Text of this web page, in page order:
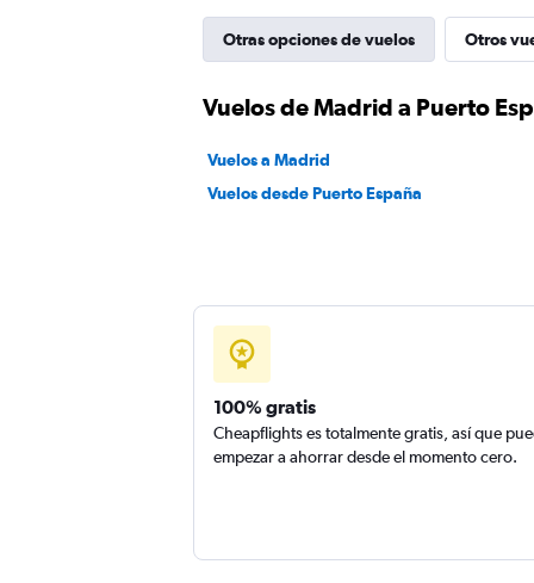
Otras opciones de vuelos Otros
Vuelos de Madrid a Puerto
Vuelos a Madrid
Vuelos desde Puerto España
100% gratis
Cheapflights es totalmente gratis, así que
empezar a ahorrar desde el momento cero.